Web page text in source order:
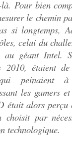
Pour bien
le chemin
si longtemps,
celui du
au géant Intel.
2010, étaient
qui peinaient
les gamers
alors perçu
choisit par
technologique.